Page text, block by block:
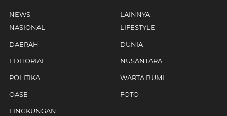
NEWS
NASIONAL
DAERAH
EDITORIAL
POLITIKA
OASE
LINGKUNGAN
LAINNYA
LIFESTYLE
DUNIA
NUSANTARA
WARTA BUMI
FOTO